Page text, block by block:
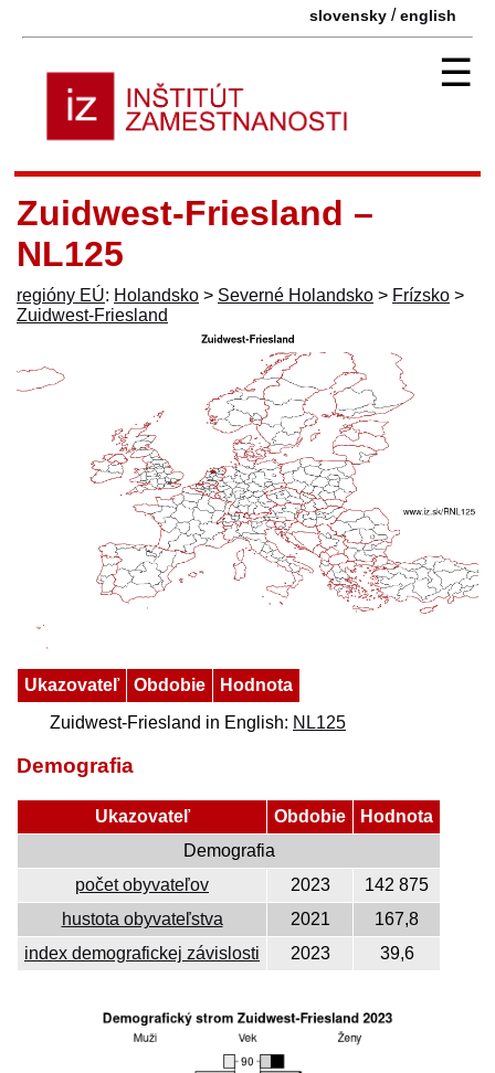
slovensky /english
☰
Zuidwest-Friesland –
NL125
regióny EÚ: Holandsko > Severné Holandsko > Frízsko >
Zuidwest-Friesland
Ukazovateľ Obdobie
Hodnota
Zuidwest-Friesland in English: NL125
Demografia
Ukazovateľ Obdobie
Hodnota
Demografia
počet obyvateľov
2023
142 875
hustota obyvateľstva
2021
167,8
index demografickej závislosti
2023 39,6